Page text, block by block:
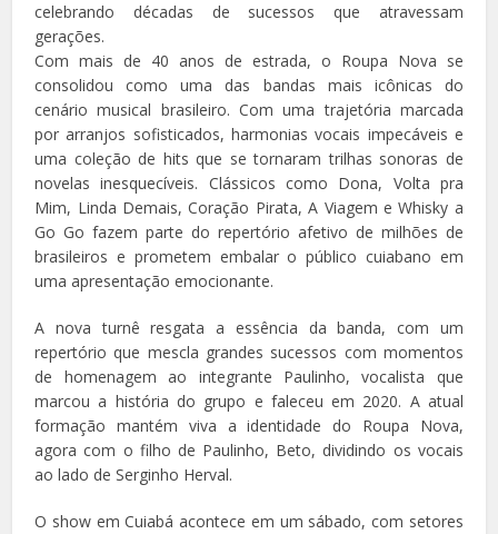
celebrando décadas de sucessos que atravessam
gerações.
Com mais de 40 anos de estrada, o Roupa Nova se
consolidou como uma das bandas mais icônicas do
cenário musical brasileiro. Com uma trajetória marcada
por arranjos sofisticados, harmonias vocais impecáveis e
uma coleção de hits que se tornaram trilhas sonoras de
novelas inesquecíveis. Clássicos como Dona, Volta pra
Mim, Linda Demais, Coração Pirata, A Viagem e Whisky a
Go Go fazem parte do repertório afetivo de milhões de
brasileiros e prometem embalar o público cuiabano em
uma apresentação emocionante.
A nova turnê resgata a essência da banda, com um
repertório que mescla grandes sucessos com momentos
de homenagem ao integrante Paulinho, vocalista que
marcou a história do grupo e faleceu em 2020. A atual
formação mantém viva a identidade do Roupa Nova,
agora com o filho de Paulinho, Beto, dividindo os vocais
ao lado de Serginho Herval.
O show em Cuiabá acontece em um sábado, com setores